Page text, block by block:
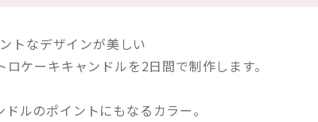
トなデザインが美しい
ケーキキャンドルを2日間で制作します。
ルのポイントにもなるカラー。